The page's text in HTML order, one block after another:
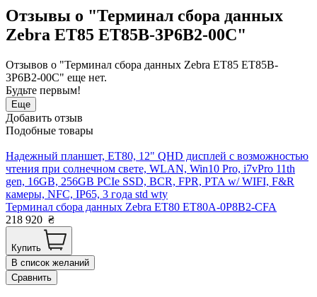
Отзывы о "Терминал сбора данных
Zebra ET85 ET85B-3P6B2-00C"
Отзывов о "Терминал сбора данных Zebra ET85 ET85B-
3P6B2-00C" еще нет.
Будьте первым!
Еще
Добавить отзыв
Подобные товары
Надежный планшет, ET80, 12" QHD дисплей с возможностью
чтения при солнечном свете, WLAN, Win10 Pro, i7vPro 11th
gen, 16GB, 256GB PCIe SSD, BCR, FPR, PTA w/ WIFI, F&R
камеры, NFC, IP65, 3 года std wty
Терминал сбора данных Zebra ET80 ET80A-0P8B2-CFA
218 920 ₴
Купить
В список желаний
Сравнить